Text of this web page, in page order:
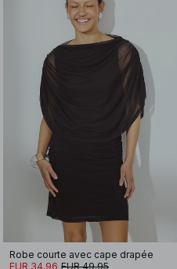
Robe courte avec cape drapée
EUR 34.96 EUR 49.95